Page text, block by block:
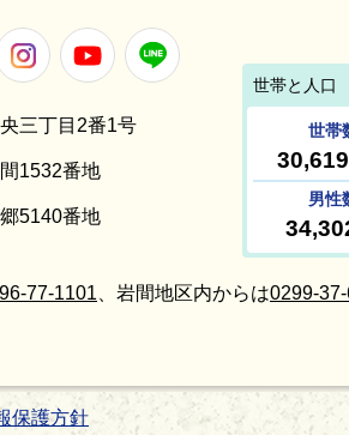
InstagramYoutube
三丁目2番1号
1532番地
5140番地
77-1101 、岩間地区内からは0299-
保護方針